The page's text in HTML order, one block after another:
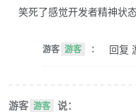
笑死了感觉开发者精神状
游客 游客 ： 回复
游客 游客 说：